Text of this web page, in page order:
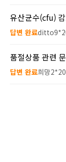
유산균수(cfu)
답변 완료ditto9*
품절상품 관련
답변 완료희망2*